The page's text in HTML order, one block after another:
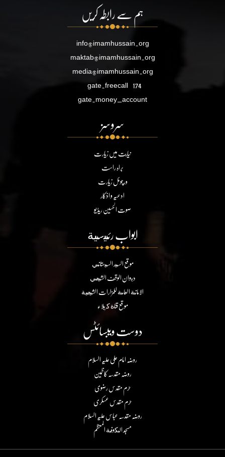
ہم سے رابطہ کریں
info@imamhussain.org
maktab@imamhussain.org
media@imamhussain.org
gate.freecall 174
gate.money_account
سروسز
نیابت میں زیارت
براہ راست
ورچوئل زیارت
ادعیہ و اذکار
صوت الحسین ریڈیو
ابواب رئيسية
موقع السيد السيستاني
ديوان الوقف الشيعي
الامانة العامة للمزارات الشيعية
موقع قناة كربلاء
دوست ویبسائٹس
روضہ امام علی علیہ السلام
روضہ مقدسہ کاظمین
حرم مقدس رضوی
حرم مقدس عسکری
روضہ مقدسہ عباس علیہ السلام
مسجد الكوفة المعظم